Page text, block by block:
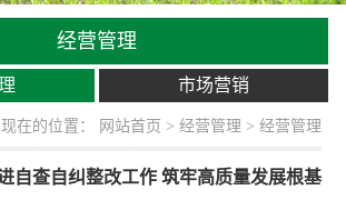
经营管理
市场营销
在的位置： 网站首页 > 经营管理 > 经营管理
自查自纠整改工作 筑牢高质量发展根基​